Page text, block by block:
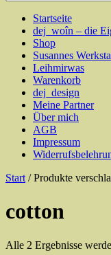
Startseite
dej_woîn – die
Shop
Susannes
Leihmirwas
Warenkorb
dej_design
Meine Partner
Über mich
AGB
Impressum
Start / Produkte
cotton
Alle 2 Ergebnisse